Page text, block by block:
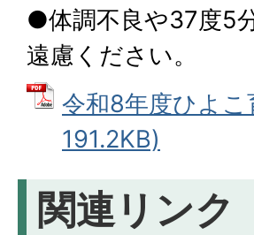
●体調不良や37度5
遠慮ください。
令和8年度ひよ
191.2KB)
関連リンク